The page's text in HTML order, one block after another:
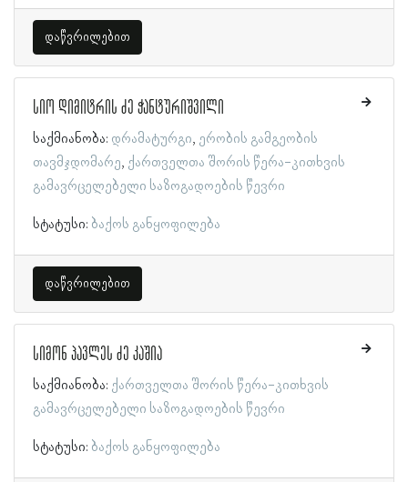
დაწვრილებით
სიო დიმიტრის ძე ჭანტურიშვილი
საქმიანობა: დრამატურგი ერობის გამგეობის
თავმჯდომარე ქართველთა შორის წერა-კითხვის
გამავრცელებელი საზოგადოების წევრი
სტატუსი: ბაქოს განყოფილება
დაწვრილებით
სიმონ პავლეს ძე კაშია
საქმიანობა: ქართველთა შორის წერა-კითხვის
გამავრცელებელი საზოგადოების წევრი
სტატუსი: ბაქოს განყოფილება